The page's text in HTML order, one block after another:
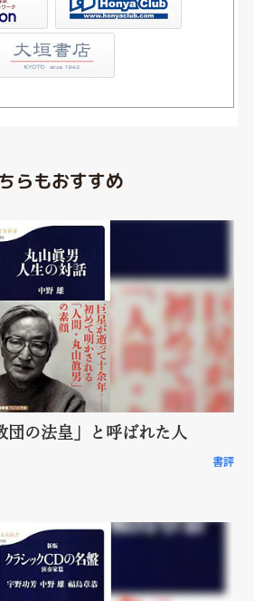
らもおすすめ
団の法皇」と呼ばれた人
書評